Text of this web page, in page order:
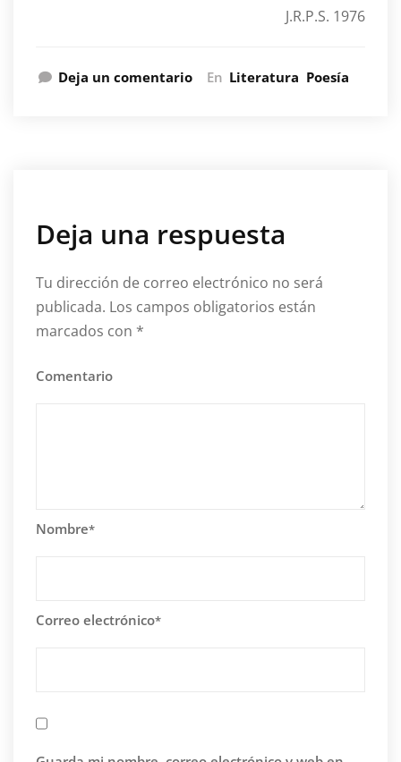
J.R.P.S. 1976
Deja un comentario En Literatura Poesía
Deja una respuesta
Tu dirección de correo electrónico no será
publicada. Los campos obligatorios están
marcados con *
Comentario
Nombre*
Correo electrónico*